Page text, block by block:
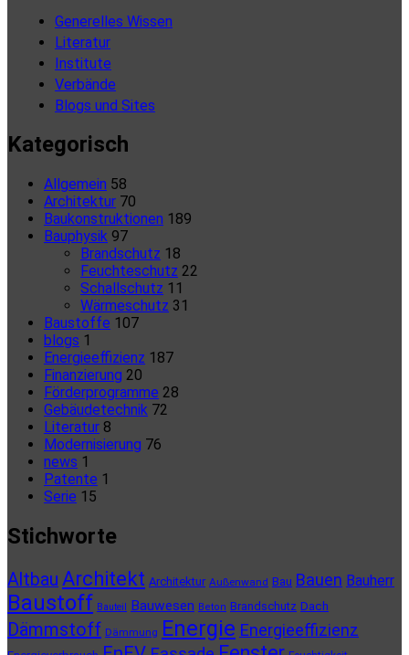
Generelles Wissen
Literatur
Institute
Verbände
Blogs und Sites
Kategorisch
Allgemein 58
Architektur 70
Baukonstruktionen 189
Bauphysik 97
Brandschutz 18
Feuchteschutz 22
Schallschutz 11
Wärmeschutz 31
Baustoffe 107
blogs 1
Energieeffizienz 187
Finanzierung 20
Förderprogramme 28
Gebäudetechnik 72
Literatur 8
Modernisierung 76
news 1
Patente 1
Serie 15
Stichworte
Altbau Architekt Architektur Außenwand Bau Bauen Bauherr
Baustoff Bauteil Bauwesen Beton Brandschutz Dach
Dämmstoff Dämmung Energie Energieeffizienz